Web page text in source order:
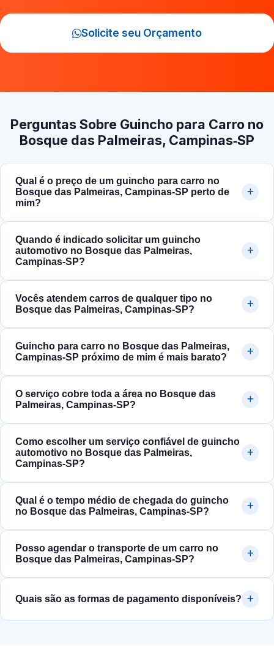
Solicite seu Orçamento
Perguntas Sobre Guincho para Carro no
Bosque das Palmeiras, Campinas‑SP
Qual é o preço de um guincho para carro no
Bosque das Palmeiras, Campinas‑SP perto de
mim?
Quando é indicado solicitar um guincho
automotivo no Bosque das Palmeiras,
Campinas‑SP?
Vocês atendem carros de qualquer tipo no
Bosque das Palmeiras, Campinas‑SP?
Guincho para carro no Bosque das Palmeiras,
Campinas‑SP próximo de mim é mais barato?
O serviço cobre toda a área no Bosque das
Palmeiras, Campinas‑SP?
Como escolher um serviço confiável de guincho
automotivo no Bosque das Palmeiras,
Campinas‑SP?
Qual é o tempo médio de chegada do guincho
no Bosque das Palmeiras, Campinas‑SP?
Posso agendar o transporte de um carro no
Bosque das Palmeiras, Campinas‑SP?
Quais são as formas de pagamento disponíveis?